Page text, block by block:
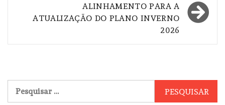
ALINHAMENTO PARA A
ATUALIZAÇÃO DO PLANO INVERNO
2026
por: